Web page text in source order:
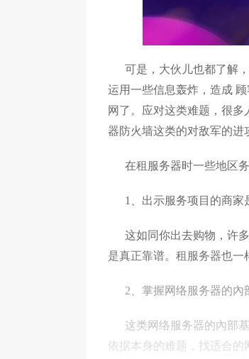
可是，大伙儿也都了解，
运用一些信息轰炸，造成
网了。应对这类难题，很
器防火墙这类的对敌军的进
在租服务器时一些地区务
1、出示服务项目的商家
这如同你出去购物，许多
是真正靠谱。租服务器也一
2、掌握网络服务器的內
这类网络服务器的內部基
依据本身的难题，找适合的